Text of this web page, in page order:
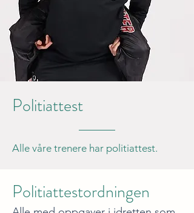
Politiattest
Alle våre trenere har politiattest.
Politiattestordningen